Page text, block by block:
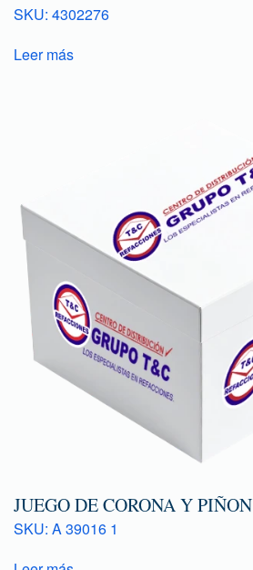
SKU: 4302276
Leer más
JUEGO DE CORONA Y PIÑON
SKU: A 39016 1